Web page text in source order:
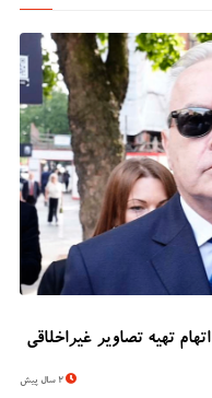
تهیه تصاویر غیراخلاقی
2 سال پیش